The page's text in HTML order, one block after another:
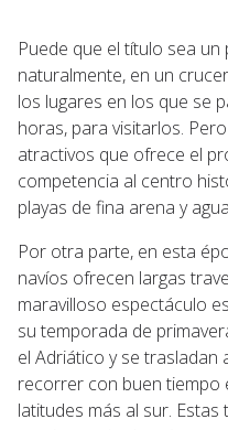
Puede que el título sea
naturalmente, en un
los lugares en los que se
horas, para visitarlos.
atractivos que ofrece el
competencia al centro
playas de fina arena y
Por otra parte, en esta
navíos ofrecen largas
maravilloso espectáculo
su temporada de
el Adriático y se
recorrer con buen tiempo
latitudes más al sur.